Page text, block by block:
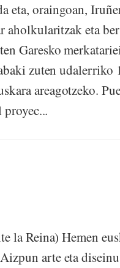
eta, oraingoan,
eta
Garesko
zuten udalerriko
areagotzeko.
la Reina) Hemen
arte eta